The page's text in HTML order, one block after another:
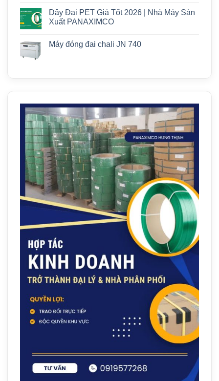
Dây Đai PET Giá Tốt 2026 | Nhà Máy Sản
Xuất PANAXIMCO
Máy đóng đai chali JN 740